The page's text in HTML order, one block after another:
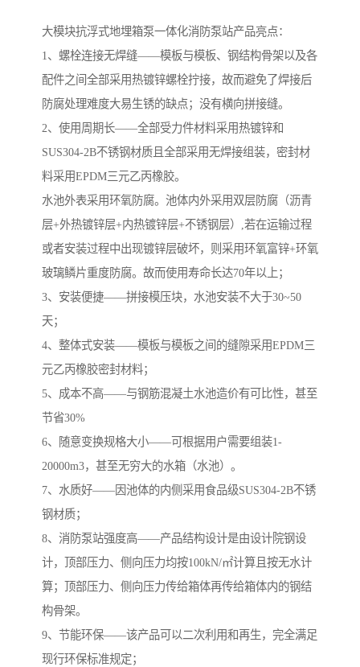
大模块抗浮式地埋箱泵一体化消防泵站产品亮点：
1、螺栓连接无焊缝——模板与模板、钢结构骨架以及各
配件之间全部采用热镀锌螺栓拧接，故而避免了焊接后
防腐处理难度大易生锈的缺点；没有横向拼接缝。
​2、使用周期长——全部受力件材料采用热镀锌和
SUS304-2B不锈钢材质且全部采用无焊接组装，密封材
料采用EPDM三元乙丙橡胶。
水池外表采用环氧防腐。池体内外采用双层防腐（沥青
层+外热镀锌层+内热镀锌层+不锈钢层）,若在运输过程
或者安装过程中出现镀锌层破坏，则采用环氧富锌+环氧
玻璃鳞片重度防腐。故而使用寿命长达70年以上；
3、安装便捷——拼接模压块，水池安装不大于30~50
天；
4、整体式安装——模板与模板之间的缝隙采用EPDM三
元乙丙橡胶密封材料；
5、成本不高——与钢筋混凝土水池造价有可比性，甚至
节省30%
6、随意变换规格大小——可根据用户需要组装1-
20000m3，甚至无穷大的水箱（水池）。
7、水质好——因池体的内侧采用食品级SUS304-2B不锈
钢材质；
8、消防泵站强度高——产品结构设计是由设计院钢设
计，顶部压力、侧向压力均按100kN/㎡计算且按无水计
算；顶部压力、侧向压力传给箱体再传给箱体内的钢结
构骨架。
9、节能环保——该产品可以二次利用和再生，完全满足
现行环保标准规定；